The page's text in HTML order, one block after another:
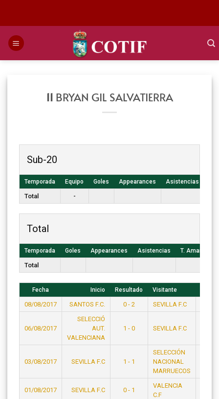
11 BRYAN GIL SALVATIERRA
Sub-20
Temporada Equipo Goles Appearances Asistencias
Total -
Total
Temporada Goles Appearances Asistencias T. Amarillas
Total
Fecha Inicio Resultado Visitante
08/08/2017 SANTOS F.C. 0 - 2 SEVILLA F.C
06/08/2017
SELECCIÓ
AUT.
VALENCIANA
1 - 0 SEVILLA F.C
03/08/2017 SEVILLA F.C 1 - 1
SELECCIÓN
NACIONAL
MARRUECOS
01/08/2017 SEVILLA F.C 0 - 1
VALENCIA
C.F